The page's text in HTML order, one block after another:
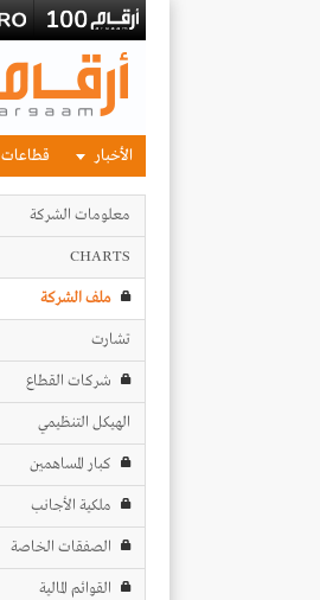
الأخبار قطاعات
معلومات الشركة
CHARTS
ملف الشركة
تشارت
شركات القطاع
الهيكل التنظيمي
كبار المساهمين
ملكية الأجانب
الصفقات الخاصة
القوائم المالية